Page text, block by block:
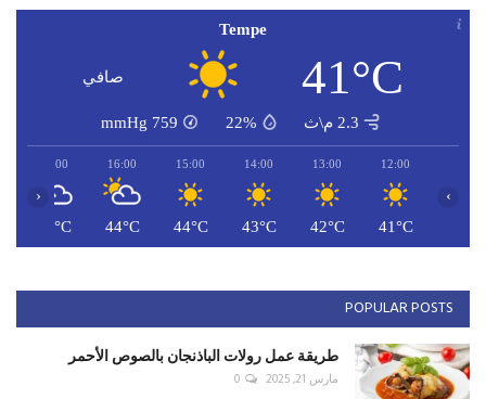
Tempe
41°C صافي
2.3 م\ث 22%
759
mmHg
12:00
41°C
13:00
42°C
14:00
43°C
15:00
44°C
16:00
44°C
17:00
44°C
‹ ›
POPULAR POSTS
طريقة عمل رولات الباذنجان بالصوص الأحمر
مارس 21, 2025 0